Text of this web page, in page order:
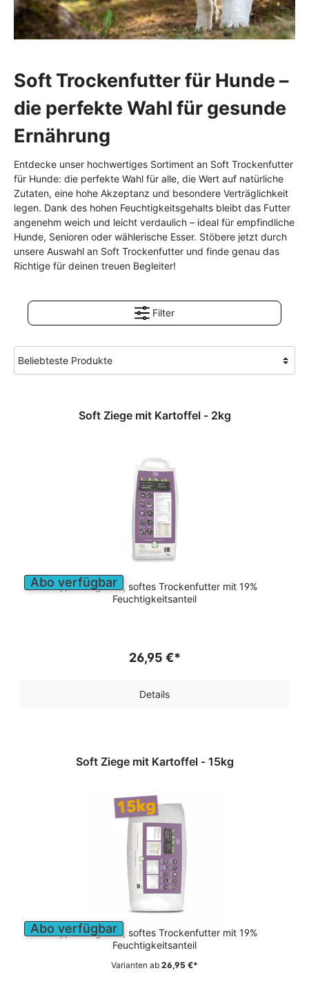
Soft Trockenfutter für Hunde –
die perfekte Wahl für gesunde
Ernährung
Entdecke unser hochwertiges Sortiment an Soft Trockenfutter
für Hunde: die perfekte Wahl für alle, die Wert auf natürliche
Zutaten, eine hohe Akzeptanz und besondere Verträglichkeit
legen. Dank des hohen Feuchtigkeitsgehalts bleibt das Futter
angenehm weich und leicht verdaulich – ideal für empfindliche
Hunde, Senioren oder wählerische Esser. Stöbere jetzt durch
unsere Auswahl an Soft Trockenfutter und finde genau das
Richtige für deinen treuen Begleiter!
Filter
Abo verfügbar
Soft Ziege mit Kartoffel - 2kg
Hypoallergenes, softes Trockenfutter mit 19%
Feuchtigkeitsanteil
26,95 €*
Details
Abo verfügbar
Soft Ziege mit Kartoffel - 15kg
Hypoallergenes, softes Trockenfutter mit 19%
Feuchtigkeitsanteil
Varianten ab 26,95 €*